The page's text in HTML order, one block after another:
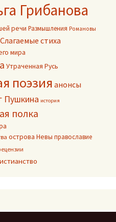
Грибанова
речи Размышления Романовы
Слагаемые стиха
мира
Утраченная Русь
поэзияанонсы
Пушкина история
полка
острова Невы православие